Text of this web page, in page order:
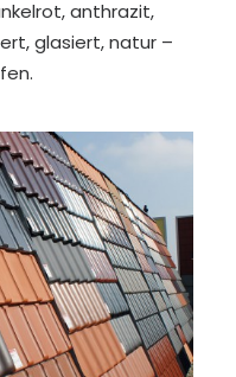
anthrazit,
glasiert, natur –